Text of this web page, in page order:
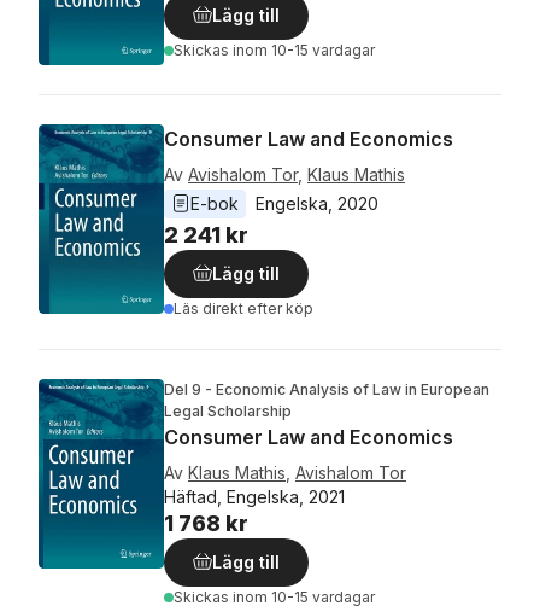
Lägg till
Skickas inom 10-15 vardagar
Consumer Law and Economics
Av Avishalom Tor, Klaus Mathis
E-bok
Engelska 2020
2 241 kr
Lägg till
Läs direkt efter köp
Del 9 - Economic Analysis of Law in European
Legal Scholarship
Consumer Law and Economics
Av Klaus Mathis Avishalom Tor
Häftad, Engelska, 2021
1 768 kr
Lägg till
Skickas inom 10-15 vardagar